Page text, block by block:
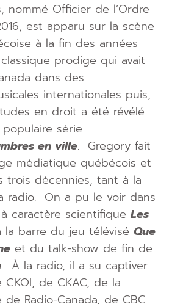
nommé Officier de l’Ordre
est apparu sur la scène
à la fin des années
prodige qui avait
dans des
internationales puis,
en droit a été révélé
série
en ville. Gregory fait
médiatique québécois et
trois décennies, tant à la
radio. On a pu le voir dans
caractère scientifique Les
la barre du jeu télévisé Que
et du talk-show de fin de
. À la radio, il a su captiver
de CKAC, de la
de Radio-Canada, de CBC